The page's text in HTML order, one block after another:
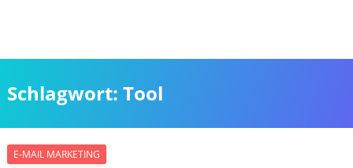
Schlagwort: Tool
E-MAIL MARKETING